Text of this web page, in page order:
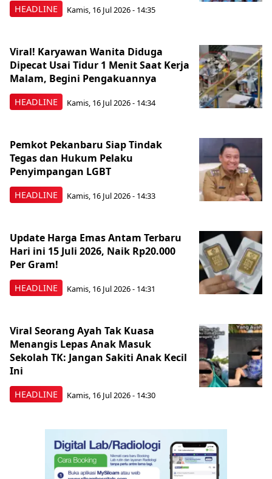
HEADLINE Kamis, 16 Jul 2026 - 14:35
HEADLINE
Viral! Karyawan Wanita Diduga
Dipecat Usai Tidur 1 Menit Saat Kerja
Malam, Begini Pengakuannya
Kamis, 16 Jul 2026 - 14:34
HEADLINE
Pemkot Pekanbaru Siap Tindak
Tegas dan Hukum Pelaku
Penyimpangan LGBT
Kamis, 16 Jul 2026 - 14:33
HEADLINE
Update Harga Emas Antam Terbaru
Hari ini 15 Juli 2026, Naik Rp20.000
Per Gram!
Kamis, 16 Jul 2026 - 14:31
HEADLINE
Viral Seorang Ayah Tak Kuasa
Menangis Lepas Anak Masuk
Sekolah TK: Jangan Sakiti Anak Kecil
Ini
Kamis, 16 Jul 2026 - 14:30